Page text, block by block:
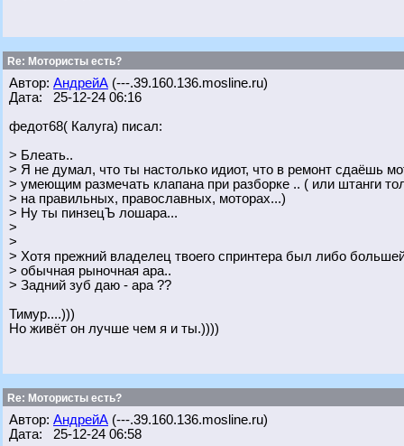
Re: Мотористы есть?
Автор: АндрейА (---.39.160.136.mosline.ru)
Дата: 25-12-24 06:16
федот68( Калуга) писал:
> Блеать..
> Я не думал, что ты настолько идиот, что в ремонт сдаёшь
> умеющим размечать клапана при разборке .. ( или штанги
> на правильных, православных, моторах...)
> Ну ты пинзецЪ лошара...
>
>
> Хотя прежний владелец твоего спринтера был либо
> обычная рыночная ара..
> Задний зуб даю - ара ??
Тимур....)))
Но живёт он лучше чем я и ты.))))
Re: Мотористы есть?
Автор: АндрейА (---.39.160.136.mosline.ru)
Дата: 25-12-24 06:58